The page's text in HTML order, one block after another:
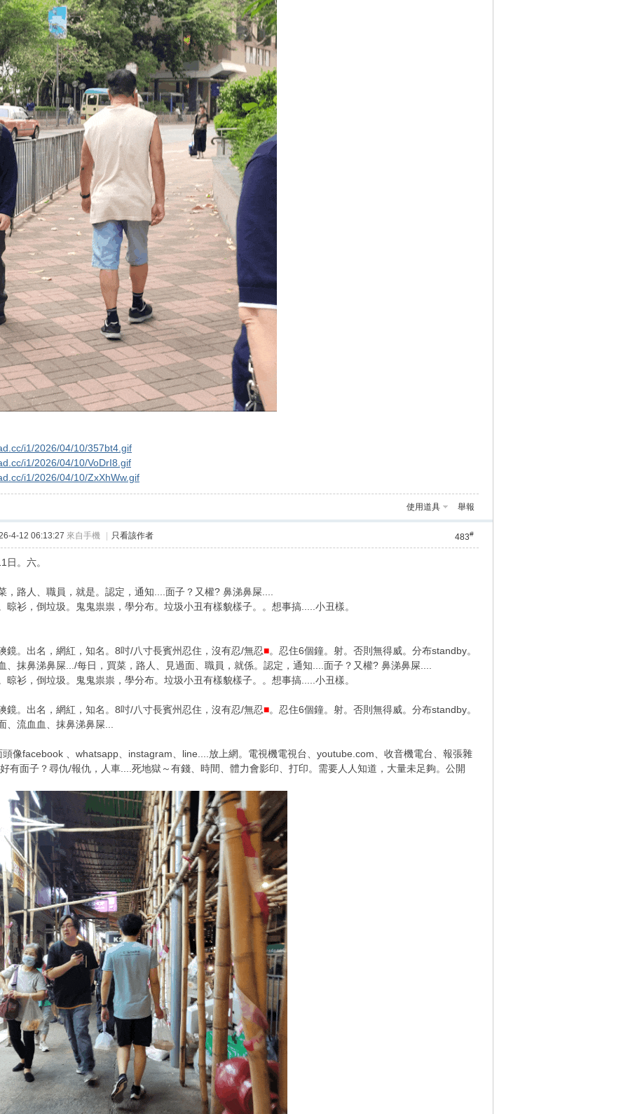
i1/2026/04/10/357bt4.gif
i1/2026/04/10/VoDrI8.gif
i1/2026/04/10/ZxXhWw.gif
使用道具 舉報
483#
4-12 06:13:27 來自手機 只看該作者
日。六。
，路人、職員，就是。認定，通知....面子？又權? 鼻涕鼻屎....
晾衫，倒垃圾。鬼鬼祟祟，學分布。垃圾小丑有樣貌樣子。。想事搞.....小丑樣。
鏡。出名，網紅，知名。8吋/八寸長賓州忍住，沒有忍/無忍■。忍住6個鐘。射。否則無得威。分布standby。
、抹鼻涕鼻屎.../每日，買菜，路人、見過面、職員，就係。認定，通知....面子？又權? 鼻涕鼻屎....
晾衫，倒垃圾。鬼鬼祟祟，學分布。垃圾小丑有樣貌樣子。。想事搞.....小丑樣。
鏡。出名，網紅，知名。8吋/八寸長賓州忍住，沒有忍/無忍■。忍住6個鐘。射。否則無得威。分布standby。
、流血血、抹鼻涕鼻屎...
頭像facebook 、whatsapp、instagram、line....放上網。電視機電視台、youtube.com、收音機電台、報張雜
有面子？尋仇/報仇，人車....死地獄～有錢、時間、體力會影印、打印。需要人人知道，大量未足夠。公開